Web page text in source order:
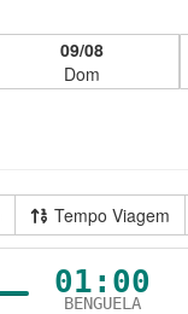
09/08
Dom
Tempo Viagem
01:00
BENGUELA